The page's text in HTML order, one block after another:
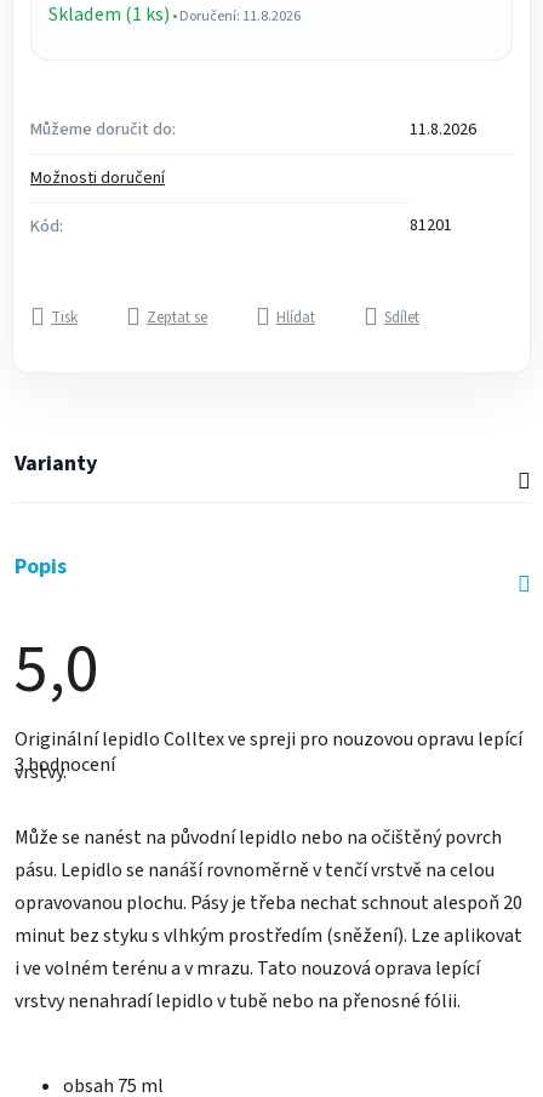
Skladem (1 ks) • Doručení: 11.8.2026
Můžeme doručit do:
11.8.2026
Možnosti doručení
Kód:
81201
Tisk Zeptat se Hlídat Sdílet
Varianty
Popis
5,0
Průměrné
hodnocení
produktu
z
5
hvězdiček.
3 hodnocení
Originální lepidlo Colltex ve spreji pro nouzovou opravu lepící
vrstvy.
Může se nanést na původní lepidlo nebo na očištěný povrch
pásu. Lepidlo se nanáší rovnoměrně v tenčí vrstvě na celou
opravovanou plochu. Pásy je třeba nechat schnout alespoň 20
minut bez styku s vlhkým prostředím (sněžení). Lze aplikovat
i ve volném terénu a v mrazu. Tato nouzová oprava lepící
vrstvy nenahradí lepidlo v tubě nebo na přenosné fólii.
obsah 75 ml